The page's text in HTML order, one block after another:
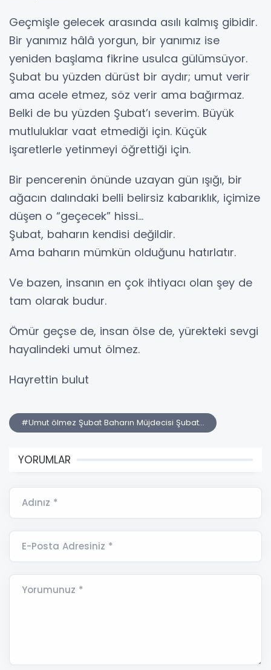
Geçmişle gelecek arasında asılı kalmış gibidir.
Bir yanımız hâlâ yorgun, bir yanımız ise
yeniden başlama fikrine usulca gülümsüyor.
Şubat bu yüzden dürüst bir aydır; umut verir
ama acele etmez, söz verir ama bağırmaz.
Belki de bu yüzden Şubat’ı severim. Büyük
mutluluklar vaat etmediği için. Küçük
işaretlerle yetinmeyi öğrettiği için.
Bir pencerenin önünde uzayan gün ışığı, bir
ağacın dalındaki belli belirsiz kabarıklık, içimize
düşen o “geçecek” hissi…
Şubat, baharın kendisi değildir.
Ama baharın mümkün olduğunu hatırlatır.
Ve bazen, insanın en çok ihtiyacı olan şey de
tam olarak budur.
Ömür geçse de, insan ölse de, yürekteki sevgi
hayalindeki umut ölmez.
Hayrettin bulut
#Umut ölmez Şubat Baharın Müjdecisi Şubat…
YORUMLAR
Adınız *
E-Posta Adresiniz *
Yorumunuz *